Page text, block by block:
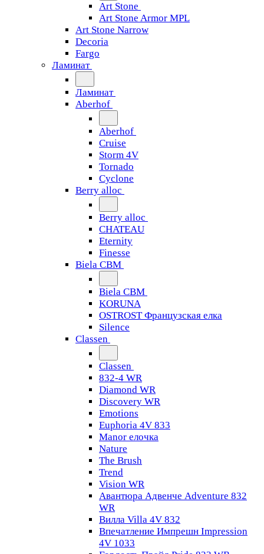
Art Stone
Art Stone Armor MPL
Art Stone Narrow
Decoria
Fargo
Ламинат
Ламинат
Aberhof
Aberhof
Cruise
Storm 4V
Tornado
Сyclone
Berry alloc
Berry alloc
CHATEAU
Eternity
Finesse
Biela CBM
Biela CBM
KORUNA
OSTROST Французская елка
Silence
Classen
Classen
832-4 WR
Diamond WR
Discovery WR
Emotions
Euphoria 4V 833
Manor елочка
Nature
The Brush
Trend
Vision WR
Авантюра Адвенче Adventure 832
WR
Вилла Villa 4V 832
Впечатление Импрешн Impression
4V 1033